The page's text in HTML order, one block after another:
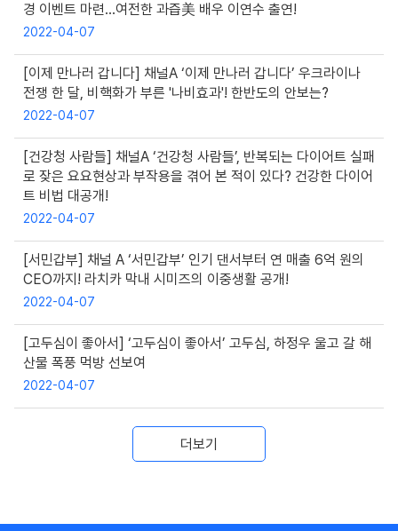
경 이벤트 마련…여전한 과즙美 배우 이연수 출연!
2022-04-07
[이제 만나러 갑니다] 채널A ‘이제 만나러 갑니다’ 우크라이나
전쟁 한 달, 비핵화가 부른 '나비효과'! 한반도의 안보는?
2022-04-07
[건강청 사람들] 채널A ‘건강청 사람들’, 반복되는 다이어트 실패
로 잦은 요요현상과 부작용을 겪어 본 적이 있다? 건강한 다이어
트 비법 대공개!
2022-04-07
[서민갑부] 채널 A ‘서민갑부’ 인기 댄서부터 연 매출 6억 원의
CEO까지! 라치카 막내 시미즈의 이중생활 공개!
2022-04-07
[고두심이 좋아서] ‘고두심이 좋아서’ 고두심, 하정우 울고 갈 해
산물 폭풍 먹방 선보여
2022-04-07
더보기